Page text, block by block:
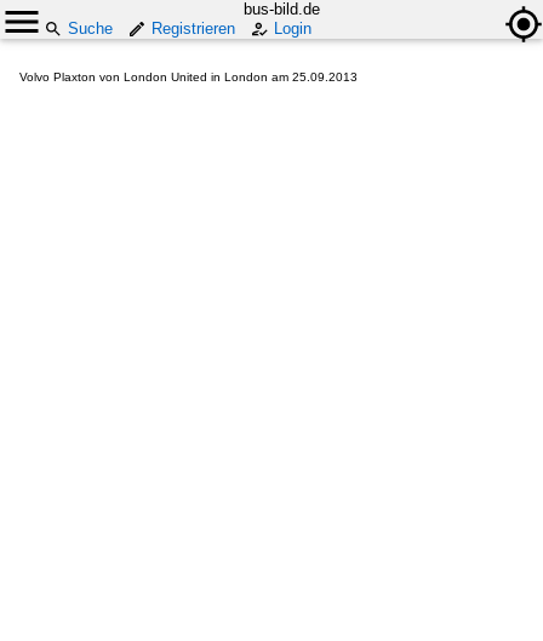
bus-bild.de
Suche
Registrieren Login
Volvo Plaxton von London United in London am 25.09.2013